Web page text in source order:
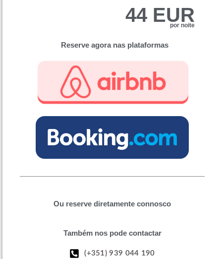
44 EUR
por noite
Reserve agora nas plataformas
Ou reserve diretamente connosco
Também nos pode contactar
(+351) 939 044 190